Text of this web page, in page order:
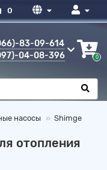
0
83-09-614
04-08-396
0
насосы Shimge
отопления